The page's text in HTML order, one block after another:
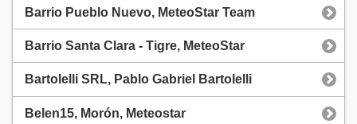
Barrio Pueblo Nuevo, MeteoStar Team
Barrio Santa Clara - Tigre, MeteoStar
Bartolelli SRL, Pablo Gabriel Bartolelli
Belen15, Morón, Meteostar